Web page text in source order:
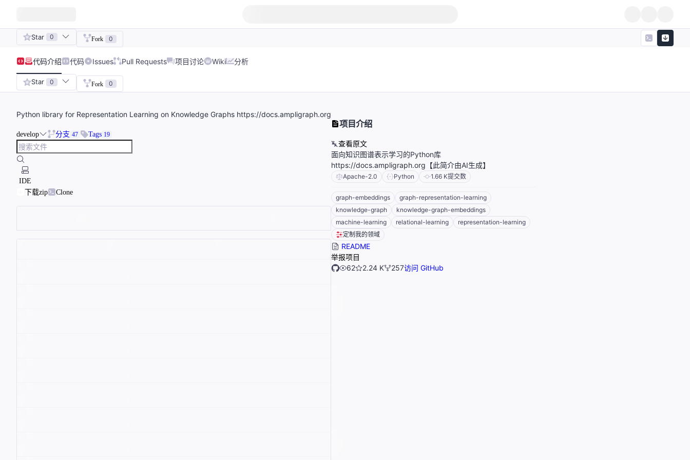
Star 0 Fork 0
代码介绍 代码 Issues Pull Requests 项目讨论 Wiki 分析
Star 0 Fork 0
Python library for Representation Learning on Knowledge Graphs https://docs.ampligraph.org
develop 分支 47 Tags 19
IDE
下载zip
Clone
项目介绍
查看原文
面向知识图谱表示学习的Python库
https://docs.ampligraph.org【此简介由AI生成】
Apache-2.0 Python 1.66 K提交数
graph-embeddings
graph-representation-learning
knowledge-graph
knowledge-graph-embeddings
machine-learning
relational-learning
representation-learning
定制我的领域
README
举报项目
62
2.24 K 257访问 GitHub